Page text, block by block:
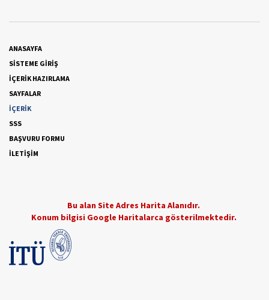
ANASAYFA
SİSTEME GİRİŞ
İÇERİK HAZIRLAMA
SAYFALAR
İÇERİK
SSS
BAŞVURU FORMU
İLETİŞİM
Bu alan Site Adres Harita Alanıdır.
Konum bilgisi Google Haritalarca gösterilmektedir.